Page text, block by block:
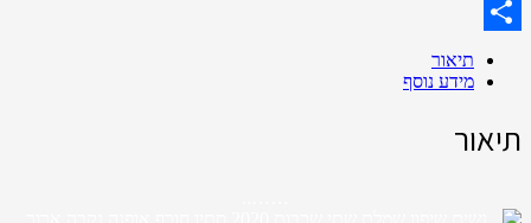
Skype
תיאור
מידע נוסף
תיאור